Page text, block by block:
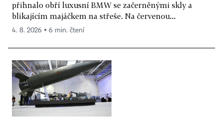
přihnalo obří luxusní BMW se začerněnými skly a
blikajícím majáčkem na střeše. Na červenou...
4. 8. 2026 ▪ 6 min. čtení